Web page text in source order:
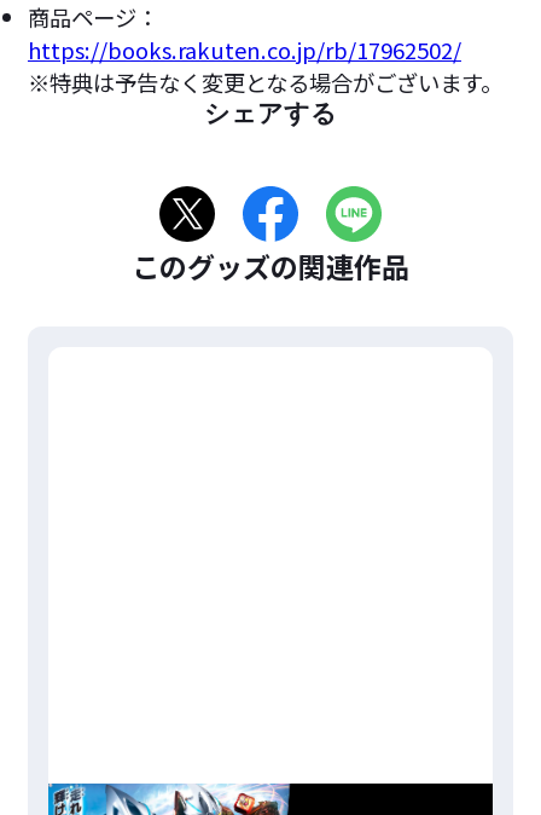
商品ページ：
https://books.rakuten.co.jp/rb/17962502/
※特典は予告なく変更となる場合がございます。
シェアする
このグッズの関連作品